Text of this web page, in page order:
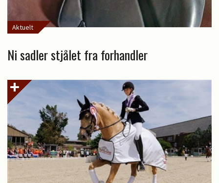
Aktuelt
Ni sadler stjålet fra forhandler